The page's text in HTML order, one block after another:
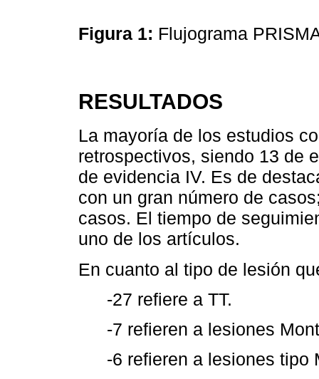
Figura 1: Flujograma
RESULTADOS
La mayoría de los estudios
retrospectivos, siendo 13 de
de evidencia IV. Es de
con un gran número de
casos. El tiempo de
uno de los artículos.
En cuanto al tipo de lesión
-27 refiere a TT.
-7 refieren a lesiones
-6 refieren a lesiones tipo